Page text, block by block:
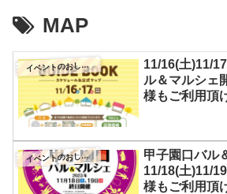
MAP
イ
ベントのおしらせ
11/16(土)11/
ル＆マルシ
様もご利用頂
イ
ベントのおしらせ
甲子園口バル
11/18(土)11/
様もご利用頂